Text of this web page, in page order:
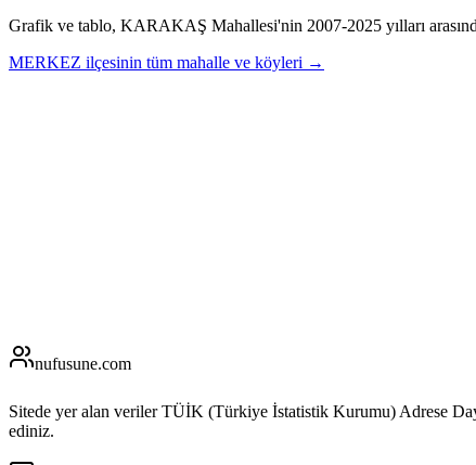
Grafik ve tablo, KARAKAŞ Mahallesi'nin 2007-2025 yılları
MERKEZ ilçesinin tüm mahalle ve köyleri →
nufusune.com
Sitede yer alan veriler TÜİK (Türkiye İstatistik Kurumu) Adrese
ediniz.